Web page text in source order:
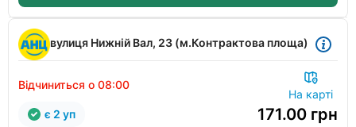
вулиця Нижній Вал, 23 (м.Контрактова площа)
Відчиниться о 08:00
На карті
171.00 грн
є 2 уп